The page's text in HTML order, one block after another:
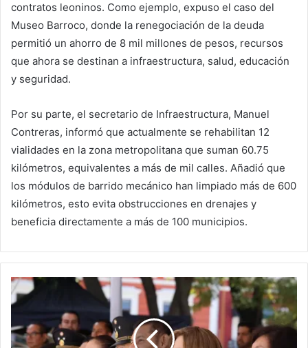
contratos leoninos. Como ejemplo, expuso el caso del
Museo Barroco, donde la renegociación de la deuda
permitió un ahorro de 8 mil millones de pesos, recursos
que ahora se destinan a infraestructura, salud, educación
y seguridad.
Por su parte, el secretario de Infraestructura, Manuel
Contreras, informó que actualmente se rehabilitan 12
vialidades en la zona metropolitana que suman 60.75
kilómetros, equivalentes a más de mil calles. Añadió que
los módulos de barrido mecánico han limpiado más de 600
kilómetros, esto evita obstrucciones en drenajes y
beneficia directamente a más de 100 municipios.